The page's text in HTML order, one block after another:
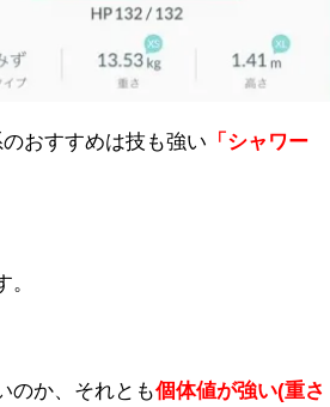
おすすめは技も強い 「シャワー
のか、それとも個体値が強い(重さ